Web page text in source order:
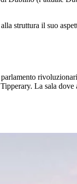
struttura il suo
La sala